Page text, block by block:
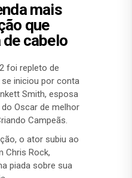
mais
que
de cabelo
foi repleto de
iniciou por conta
Smith, esposa
Oscar de melhor
Campeãs.
o ator subiu ao
Chris Rock,
piada sobre sua